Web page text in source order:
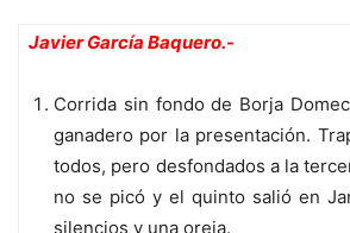
Javier García Baquero.-
Corrida sin fondo de Borja
ganadero por la presentación.
todos, pero desfondados a la
no se picó y el quinto salió en
silencios y una oreja.